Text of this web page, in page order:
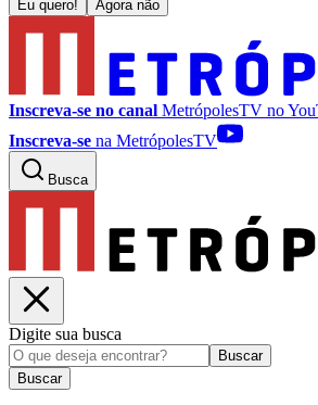
Eu quero! Agora não
Inscreva-se no canal MetrópolesTV no
Inscreva-se na MetrópolesTV
Busca
Digite sua busca
Buscar
Buscar